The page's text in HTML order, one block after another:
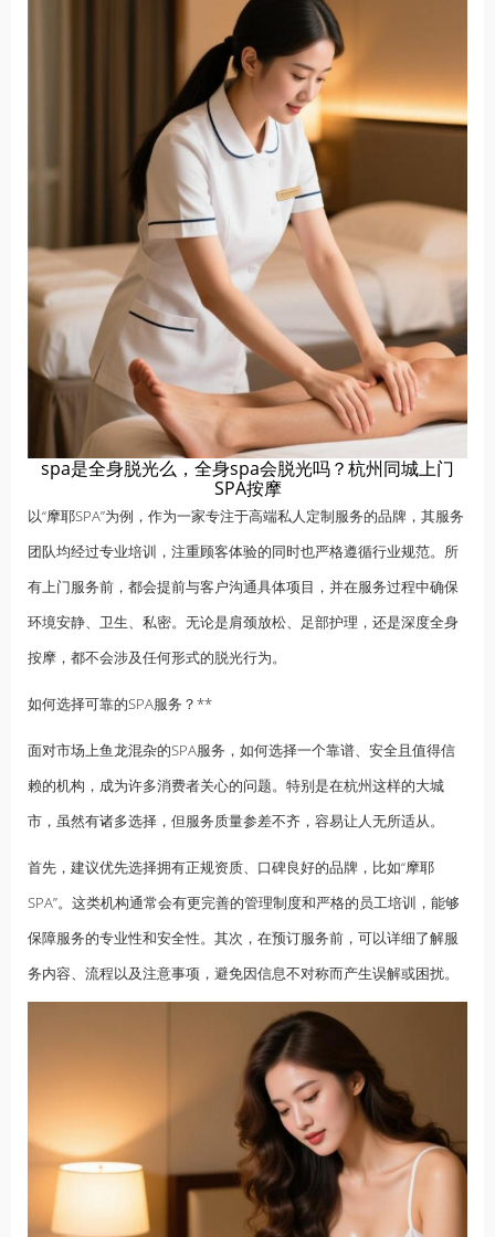
spa是全身脱光么，全身spa会脱光吗？杭州同城上门
SPA按摩
以“摩耶SPA”为例，作为一家专注于高端私人定制服务的品牌，其服务
团队均经过专业培训，注重顾客体验的同时也严格遵循行业规范。所
有上门服务前，都会提前与客户沟通具体项目，并在服务过程中确保
环境安静、卫生、私密。无论是肩颈放松、足部护理，还是深度全身
按摩，都不会涉及任何形式的脱光行为。
如何选择可靠的SPA服务？**
面对市场上鱼龙混杂的SPA服务，如何选择一个靠谱、安全且值得信
赖的机构，成为许多消费者关心的问题。特别是在杭州这样的大城
市，虽然有诸多选择，但服务质量参差不齐，容易让人无所适从。
首先，建议优先选择拥有正规资质、口碑良好的品牌，比如“摩耶
SPA”。这类机构通常会有更完善的管理制度和严格的员工培训，能够
保障服务的专业性和安全性。其次，在预订服务前，可以详细了解服
务内容、流程以及注意事项，避免因信息不对称而产生误解或困扰。